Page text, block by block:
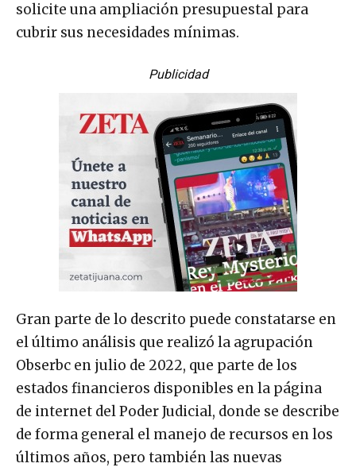
solicite una ampliación presupuestal para
cubrir sus necesidades mínimas.
Publicidad
Gran parte de lo descrito puede constatarse en
el último análisis que realizó la agrupación
Obserbc en julio de 2022, que parte de los
estados financieros disponibles en la página
de internet del Poder Judicial, donde se describe
de forma general el manejo de recursos en los
últimos años, pero también las nuevas